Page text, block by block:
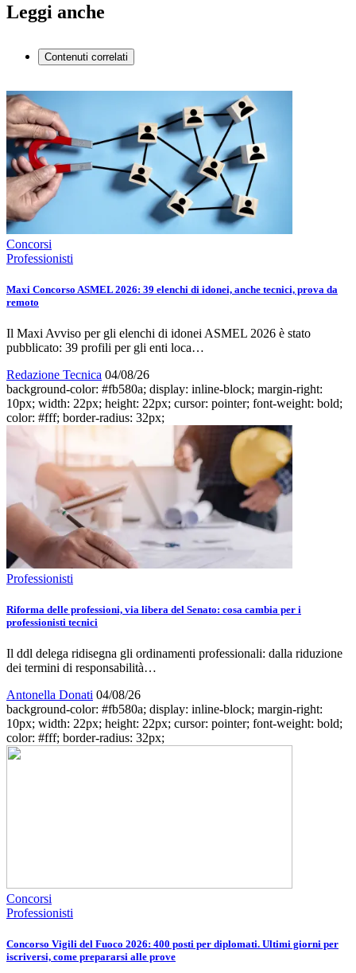
Leggi anche
Contenuti correlati
Concorsi
Professionisti
Maxi Concorso ASMEL 2026: 39 elenchi di idonei, anche tecnici, prova da
remoto
Il Maxi Avviso per gli elenchi di idonei ASMEL 2026 è stato
pubblicato: 39 profili per gli enti loca…
Redazione Tecnica 04/08/26
background-color: #fb580a; display: inline-block; margin-right:
10px; width: 22px; height: 22px; cursor: pointer; font-weight: bold;
color: #fff; border-radius: 32px;
Professionisti
Riforma delle professioni, via libera del Senato: cosa cambia per i
professionisti tecnici
Il ddl delega ridisegna gli ordinamenti professionali: dalla riduzione
dei termini di responsabilità…
Antonella Donati 04/08/26
background-color: #fb580a; display: inline-block; margin-right:
10px; width: 22px; height: 22px; cursor: pointer; font-weight: bold;
color: #fff; border-radius: 32px;
Concorsi
Professionisti
Concorso Vigili del Fuoco 2026: 400 posti per diplomati. Ultimi giorni per
iscriversi, come prepararsi alle prove